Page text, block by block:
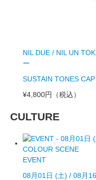
NIL DUE / NIL UN
ー
SUSTAIN TONES
¥4,800円
（税込）
CULTURE
EVENT
08月01日 (土) / 08月